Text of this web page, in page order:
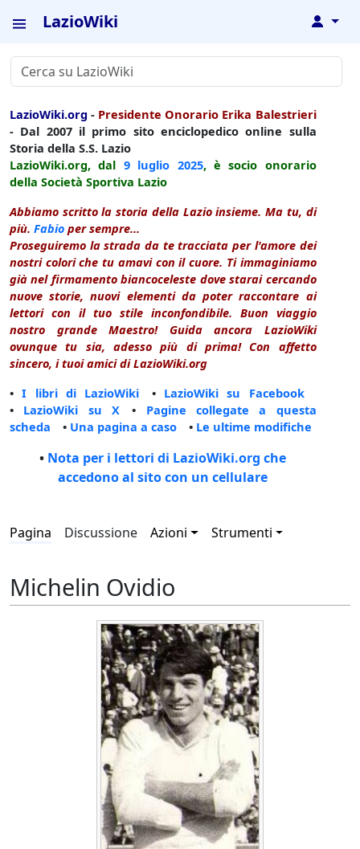
LazioWiki ↓
LazioWiki.org - Presidente Onorario Erika Balestrieri
- Dal 2007 il primo sito enciclopedico online sulla
Storia della S.S. Lazio
LazioWiki.org, dal 9 luglio 2025, è socio onorario
della Società Sportiva Lazio
Abbiamo scritto la storia della Lazio insieme. Ma tu, di
più. Fabio per sempre...
Proseguiremo la strada da te tracciata per l'amore dei
nostri colori che tu amavi con il cuore. Ti immaginiamo
già nel firmamento biancoceleste dove starai cercando
nuove storie, nuovi elementi da poter raccontare ai
lettori con il tuo stile inconfondibile. Buon viaggio
nostro grande Maestro! Guida ancora LazioWiki
ovunque tu sia, adesso più di prima! Con affetto
sincero, i tuoi amici di LazioWiki.org
•I libri di LazioWiki • LazioWiki su Facebook
• LazioWiki su X • Pagine collegate a questa
scheda • Una pagina a caso • Le ultime modifiche
• Nota per i lettori di LazioWiki.org che
accedono al sito con un cellulare
Pagina Discussione Azioni Strumenti
Michelin Ovidio